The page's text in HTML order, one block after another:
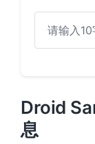
Droid
息